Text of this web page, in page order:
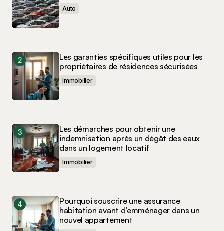
Auto
Les garanties spécifiques utiles pour les
propriétaires de résidences sécurisées
Immobilier
Les démarches pour obtenir une
indemnisation après un dégât des eaux
dans un logement locatif
Immobilier
Pourquoi souscrire une assurance
habitation avant d’emménager dans un
nouvel appartement